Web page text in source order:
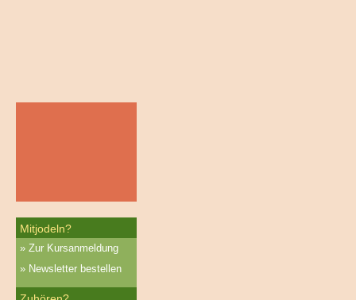
Mitjodeln?
Zur Kursanmeldung
Newsletter bestellen